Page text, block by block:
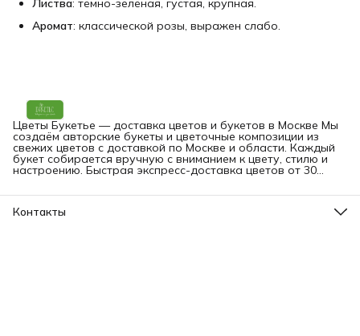
Листва: тёмно-зелёная, густая, крупная.
Аромат: классической розы, выражен слабо.
Цветы Букетье — доставка цветов и букетов в Москве Мы
создаём авторские букеты и цветочные композиции из
свежих цветов с доставкой по Москве и области. Каждый
букет собирается вручную с вниманием к цвету, стилю и
настроению. Быстрая экспресс-доставка цветов от 30
заказать букет онлайн в любое время.
Контакты